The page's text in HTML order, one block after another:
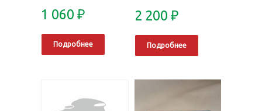
1 060 ₽
Подробнее
2 200₽
Подробнее